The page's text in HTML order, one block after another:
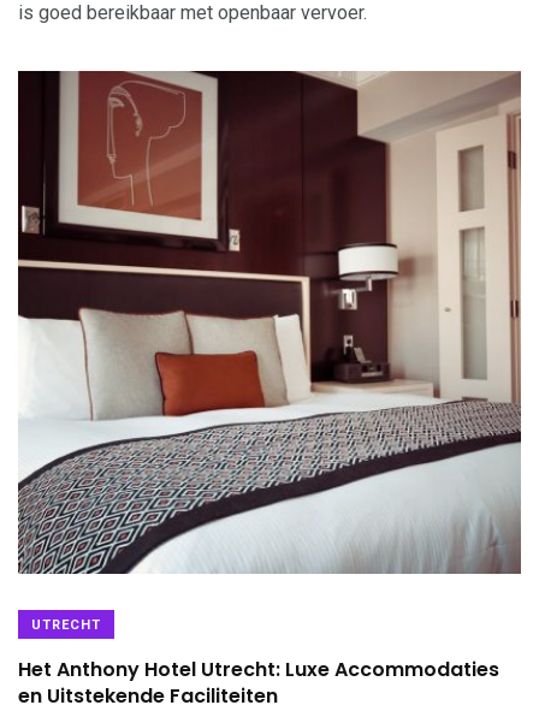
is goed bereikbaar met openbaar vervoer.
UTRECHT
Het Anthony Hotel Utrecht: Luxe Accommodaties
en Uitstekende Faciliteiten